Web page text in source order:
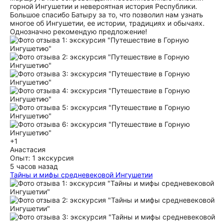
горной Ингушетии и невероятная история Республики.
Большое спасибо Батыру за то, что позволил нам узнать
многое об Ингушетии, ее истории, традициях и обычаях.
Однозначно рекомендую предложение!
+1
Анастасия
Опыт: 1 экскурсия
5 часов назад
Тайны и мифы средневековой Ингушетии
Хранитель тайн древней Иннушетии: благодарность гиду
Ибрагиму 31 июля 2026г навсегда останется в нашей
памяти. Мы хотим сказать огромное, искреннее спасибо за
изумительную экскурсию и ту невероятную атмосферу,
которую удалось создать на протяжении всего маршрута.